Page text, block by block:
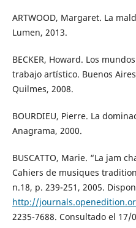
ARTWOOD, Margaret. La
Lumen, 2013.
BECKER, Howard. Los
trabajo artístico. Buenos
Quilmes, 2008.
BOURDIEU, Pierre. La
Anagrama, 2000.
BUSCATTO, Marie. “La jam
Cahiers de musiques
n.18, p. 239-251, 2005.
http://
2235-7688. Consultado el 17/